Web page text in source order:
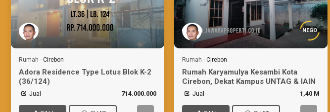
Rumah - Cirebon
Adora Residence Type Lotus Blok K-2
(36/124)
Jual 714.000.000
NEGO
Rumah - Cirebon
Rumah Karyamulya Kesambi Kota
Cirebon, Dekat Kampus UNTAG & IAIN
Jual 1,40 M